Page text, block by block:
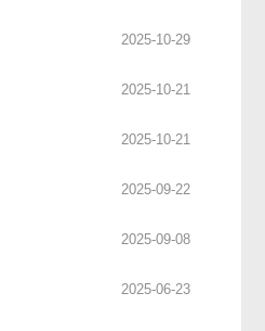
2025-10-29
2025-10-21
2025-10-21
2025-09-22
2025-09-08
2025-06-23